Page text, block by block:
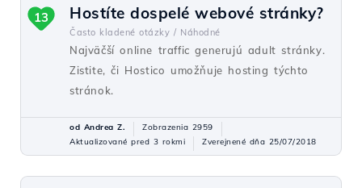
Hostíte dospelé webové stránky?
Často kladené otázky / Náhodné
Najväčší online traffic generujú adult stránky.
Zistite, či Hostico umožňuje hosting týchto
stránok.
13
od Andrea Z.
Zobrazenia 2959
Aktualizované pred 3 rokmi
Zverejnené dňa 25/07/2018